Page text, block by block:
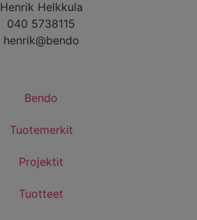
Henrik Helkkula
040 5738115
henrik@bendo
Bendo
Tuotemerkit
Projektit
Tuotteet